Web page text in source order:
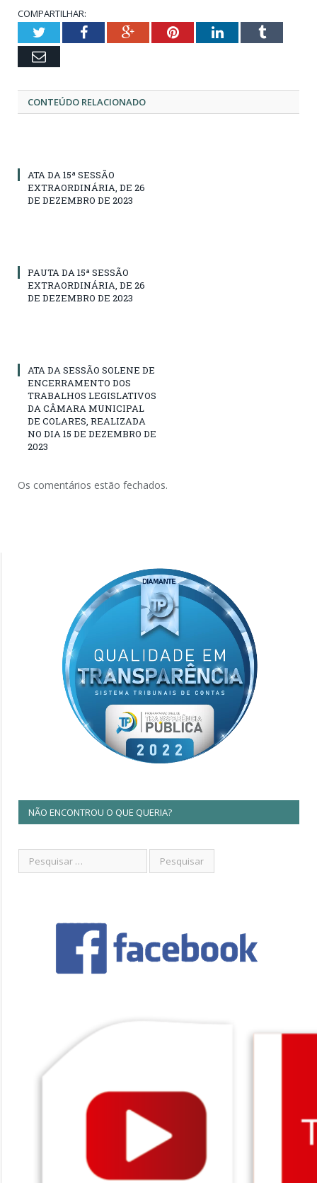
COMPARTILHAR:
TwitterFacebookGoogle+PinterestLinkedInTumblr
Email
CONTEÚDO RELACIONADO
ATA DA 15ª SESSÃO
EXTRAORDINÁRIA, DE 26
DE DEZEMBRO DE 2023
PAUTA DA 15ª SESSÃO
EXTRAORDINÁRIA, DE 26
DE DEZEMBRO DE 2023
ATA DA SESSÃO SOLENE DE
ENCERRAMENTO DOS
TRABALHOS LEGISLATIVOS
DA CÂMARA MUNICIPAL
DE COLARES, REALIZADA
NO DIA 15 DE DEZEMBRO DE
2023
Os comentários estão fechados.
NÃO ENCONTROU O QUE QUERIA?